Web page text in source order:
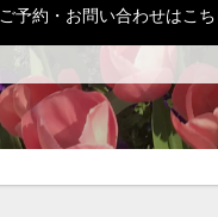
ご予約・お問い合わせはこち